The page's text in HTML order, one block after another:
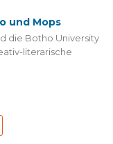
und Mops
die Botho University
literarische